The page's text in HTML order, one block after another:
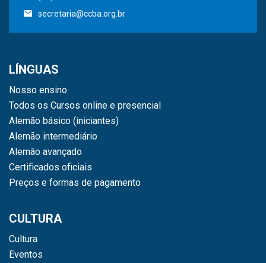
secretaria@ccba.org.br
LÍNGUAS
Nosso ensino
Todos os Cursos online e presencial
Alemão básico (iniciantes)
Alemão intermediário
Alemão avançado
Certificados oficiais
Preços e formas de pagamento
CULTURA
Cultura
Eventos